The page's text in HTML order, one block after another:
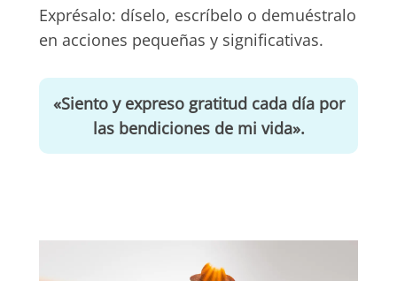
Exprésalo: díselo, escríbelo o demuéstralo
en acciones pequeñas y significativas.
«Siento y expreso gratitud cada día por
las bendiciones de mi vida».